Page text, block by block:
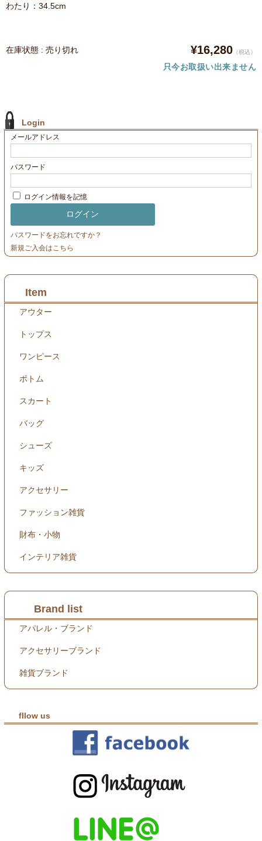
わたり：34.5cm
在庫状態 : 売り切れ ¥16,280 （税込）
只今お取扱い出来ません
Login
メールアドレス
パスワード
ログイン情報を記憶
パスワードをお忘れですか？
新規ご入会はこちら
Item
アウター
トップス
ワンピース
ボトム
スカート
バッグ
シューズ
キッズ
アクセサリー
ファッション雑貨
財布・小物
インテリア雑貨
Brand list
アパレル・ブランド
アクセサリーブランド
雑貨ブランド
fllow us